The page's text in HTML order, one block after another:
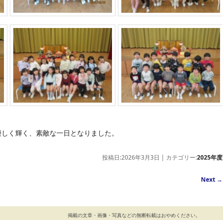
く輝く、素敵な一日となりました。
投稿日:2026年3月3日 | カテゴリー:2025年度
Next →
掲載の文章・画像・写真などの無断転載はおやめください。